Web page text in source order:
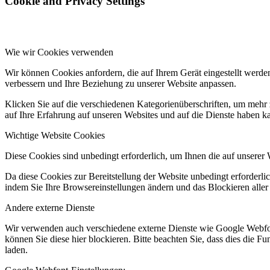
Wie wir Cookies verwenden
Wir können Cookies anfordern, die auf Ihrem Gerät eingestellt
verbessern und Ihre Beziehung zu unserer Website anpassen.
Klicken Sie auf die verschiedenen Kategorienüberschriften, um
auf Ihre Erfahrung auf unseren Websites und auf die Dienste haben
Wichtige Website Cookies
Diese Cookies sind unbedingt erforderlich, um Ihnen die auf
Da diese Cookies zur Bereitstellung der Website unbedingt
indem Sie Ihre Browsereinstellungen ändern und das Blockieren
Andere externe Dienste
Wir verwenden auch verschiedene externe Dienste wie Google
können Sie diese hier blockieren. Bitte beachten Sie, dass dies die
laden.